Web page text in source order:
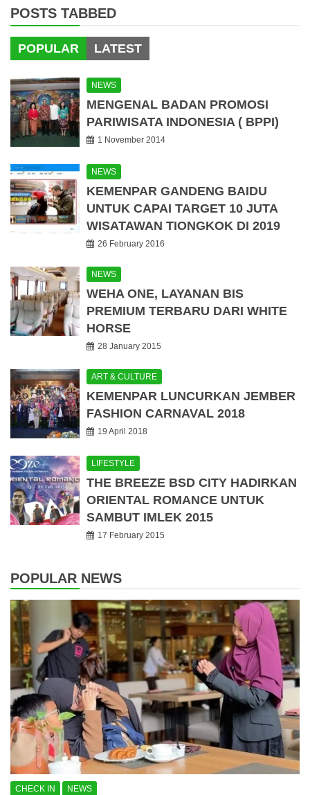
POSTS TABBED
POPULAR LATEST
NEWS
MENGENAL BADAN PROMOSI
PARIWISATA INDONESIA ( BPPI)
1 November 2014
NEWS
KEMENPAR GANDENG BAIDU
UNTUK CAPAI TARGET 10 JUTA
WISATAWAN TIONGKOK DI 2019
26 February 2016
NEWS
WEHA ONE, LAYANAN BIS
PREMIUM TERBARU DARI WHITE
HORSE
28 January 2015
ART & CULTURE
KEMENPAR LUNCURKAN JEMBER
FASHION CARNAVAL 2018
19 April 2018
LIFESTYLE
THE BREEZE BSD CITY HADIRKAN
ORIENTAL ROMANCE UNTUK
SAMBUT IMLEK 2015
17 February 2015
POPULAR NEWS
CHECK IN NEWS